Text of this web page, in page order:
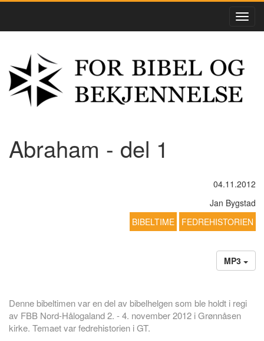
Abraham - del 1
04.11.2012
Jan Bygstad
BIBELTIME
FEDREHISTORIEN
MP3
Denne bibeltimen var en del av bibelhelgen som ble holdt i regi
av FBB Nord-Hålogaland 2. - 4. november 2012 i Grønnåsen
kirke. Temaet var fedrehistorien i GT.